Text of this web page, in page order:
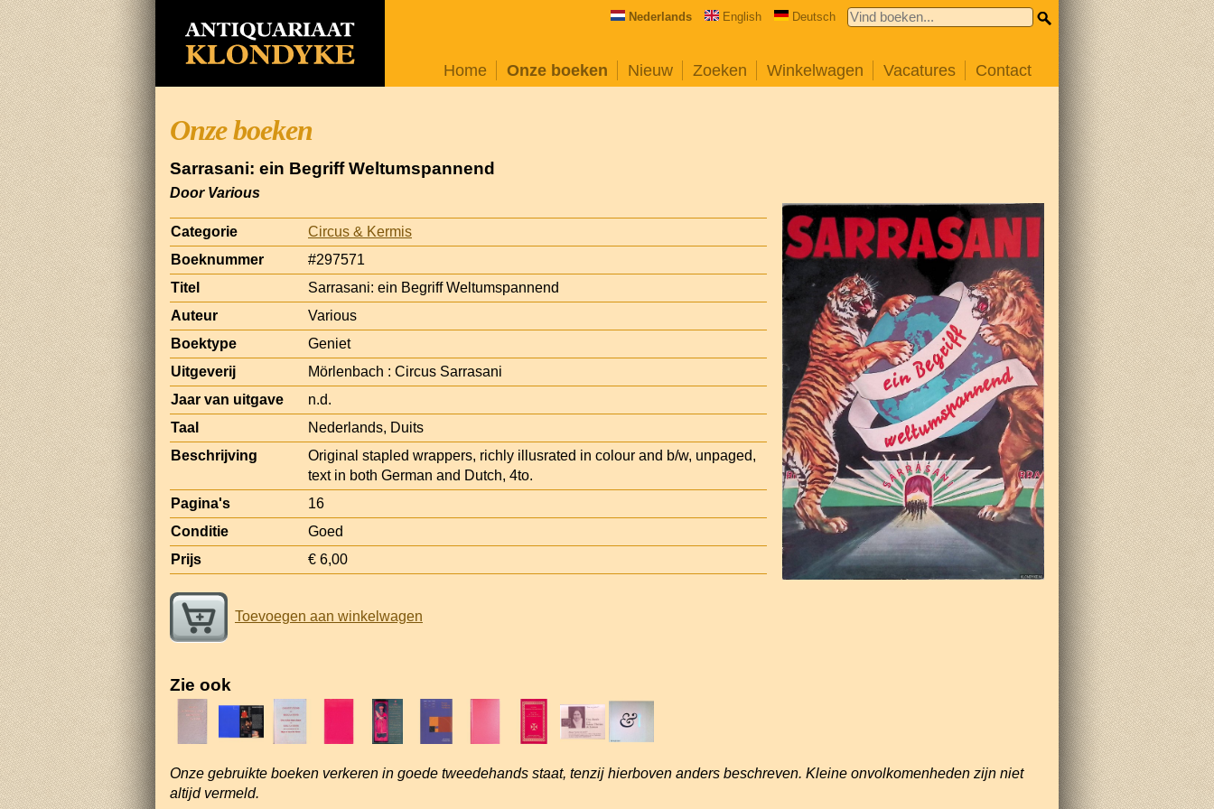
Nederlands English Deutsch
Home Onze boeken Nieuw Zoeken Winkelwagen Vacatures Contact
Onze boeken
Sarrasani: ein Begriff Weltumspannend
Door Various
Categorie
Circus & Kermis
Boeknummer
#297571
Titel
Sarrasani: ein Begriff Weltumspannend
Auteur
Various
Boektype
Geniet
Uitgeverij
Mörlenbach : Circus Sarrasani
Jaar van uitgave
n.d.
Taal
Nederlands, Duits
Beschrijving
Original stapled wrappers, richly illusrated in colour and b/w, unpaged,
text in both German and Dutch, 4to.
Pagina's
16
Conditie
Goed
Prijs
€ 6,00
Toevoegen aan winkelwagen
Zie ook
Onze gebruikte boeken verkeren in goede tweedehands staat, tenzij hierboven anders beschreven. Kleine onvolkomenheden zijn niet
altijd vermeld.